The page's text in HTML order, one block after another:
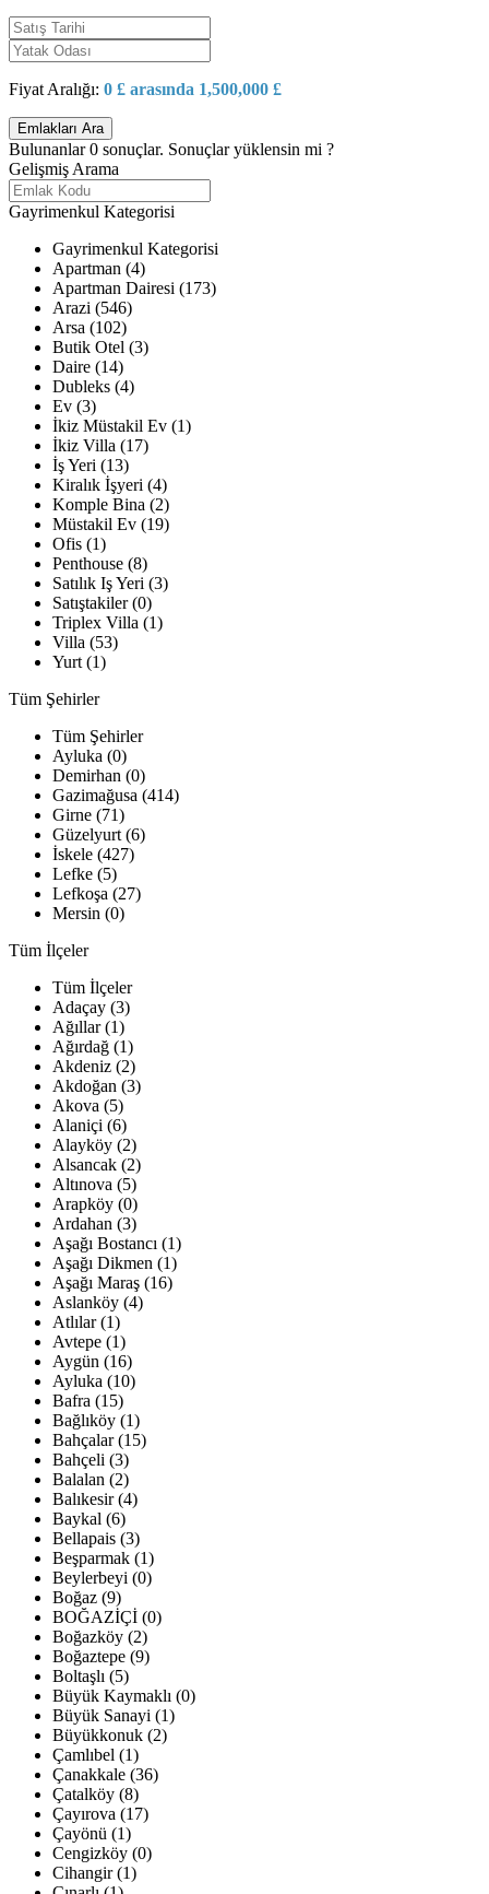
Fiyat Aralığı: 0 £ arasında 1,500,000 £
Bulunanlar0 sonuçlar. Sonuçlar yüklensin mi ?
Gelişmiş Arama
Gayrimenkul Kategorisi
Gayrimenkul Kategorisi
Apartman (4)
Apartman Dairesi (173)
Arazi (546)
Arsa (102)
Butik Otel (3)
Daire (14)
Dubleks (4)
Ev (3)
İkiz Müstakil Ev (1)
İkiz Villa (17)
İş Yeri (13)
Kiralık İşyeri (4)
Komple Bina (2)
Müstakil Ev (19)
Ofis (1)
Penthouse (8)
Satılık Iş Yeri (3)
Satıştakiler (0)
Triplex Villa (1)
Villa (53)
Yurt (1)
Tüm Şehirler
Tüm Şehirler
Ayluka (0)
Demirhan (0)
Gazimağusa (414)
Girne (71)
Güzelyurt (6)
İskele (427)
Lefke (5)
Lefkoşa (27)
Mersin (0)
Tüm İlçeler
Tüm İlçeler
Adaçay (3)
Ağıllar (1)
Ağırdağ (1)
Akdeniz (2)
Akdoğan (3)
Akova (5)
Alaniçi (6)
Alayköy (2)
Alsancak (2)
Altınova (5)
Arapköy (0)
Ardahan (3)
Aşağı Bostancı (1)
Aşağı Dikmen (1)
Aşağı Maraş (16)
Aslanköy (4)
Atlılar (1)
Avtepe (1)
Aygün (16)
Ayluka (10)
Bafra (15)
Bağlıköy (1)
Bahçalar (15)
Bahçeli (3)
Balalan (2)
Balıkesir (4)
Baykal (6)
Bellapais (3)
Beşparmak (1)
Beylerbeyi (0)
Boğaz (9)
BOĞAZİÇİ (0)
Boğazköy (2)
Boğaztepe (9)
Boltaşlı (5)
Büyük Kaymaklı (0)
Büyük Sanayi (1)
Büyükkonuk (2)
Çamlıbel (1)
Çanakkale (36)
Çatalköy (8)
Çayırova (17)
Çayönü (1)
Cengizköy (0)
Cihangir (1)